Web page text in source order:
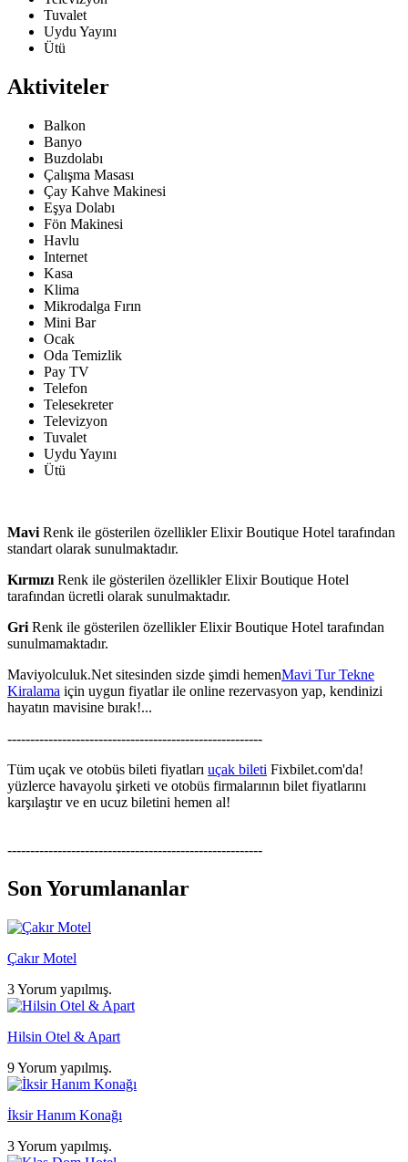
Tuvalet
Uydu Yayını
Ütü
Aktiviteler
Balkon
Banyo
Buzdolabı
Çalışma Masası
Çay Kahve Makinesi
Eşya Dolabı
Fön Makinesi
Havlu
Internet
Kasa
Klima
Mikrodalga Fırın
Mini Bar
Ocak
Oda Temizlik
Pay TV
Telefon
Telesekreter
Televizyon
Tuvalet
Uydu Yayını
Ütü
Mavi Renk ile gösterilen özellikler Elixir Boutique Hotel tarafından
standart olarak sunulmaktadır.
Kırmızı Renk ile gösterilen özellikler Elixir Boutique Hotel
tarafından ücretli olarak sunulmaktadır.
Gri Renk ile gösterilen özellikler Elixir Boutique Hotel tarafından
sunulmamaktadır.
Maviyolculuk.Net sitesinden sizde şimdi hemenMavi Tur Tekne
Kiralama için uygun fiyatlar ile online rezervasyon yap, kendinizi
hayatın mavisine bırak!...
--------------------------------------------------------
Tüm uçak ve otobüs bileti fiyatları uçak bileti Fixbilet.com'da!
yüzlerce havayolu şirketi ve otobüs firmalarının bilet fiyatlarını
karşılaştır ve en ucuz biletini hemen al!
--------------------------------------------------------
Son Yorumlananlar
Çakır Motel
3 Yorum yapılmış.
Hilsin Otel & Apart
9 Yorum yapılmış.
İksir Hanım Konağı
3 Yorum yapılmış.